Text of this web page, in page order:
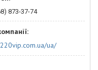
873-37-74
ua/